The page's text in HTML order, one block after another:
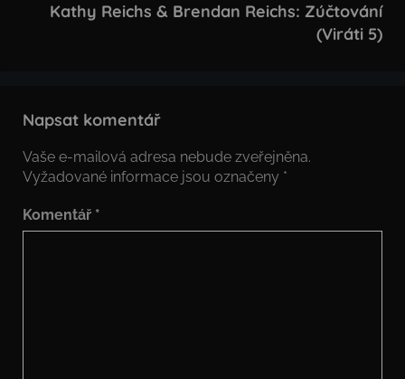
Kathy Reichs & Brendan Reichs: Zúčtování
(Viráti 5)
Napsat komentář
Vaše e-mailová adresa nebude zveřejněna.
Vyžadované informace jsou označeny *
Komentář *